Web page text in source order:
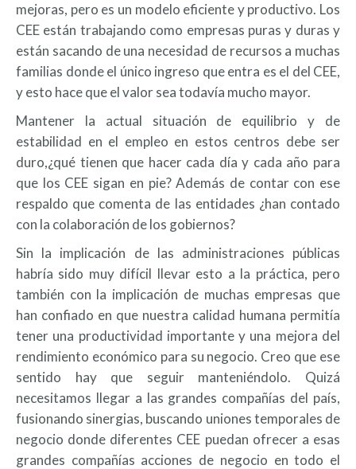
mejoras, pero es un modelo eficiente y productivo. Los
CEE están trabajando como empresas puras y duras y
están sacando de una necesidad de recursos a muchas
familias donde el único ingreso que entra es el del CEE,
y esto hace que el valor sea todavía mucho mayor.
Mantener la actual situación de equilibrio y de
estabilidad en el empleo en estos centros debe ser
duro,¿qué tienen que hacer cada día y cada año para
que los CEE sigan en pie? Además de contar con ese
respaldo que comenta de las entidades ¿han contado
con la colaboración de los gobiernos?
Sin la implicación de las administraciones públicas
habría sido muy difícil llevar esto a la práctica, pero
también con la implicación de muchas empresas que
han confiado en que nuestra calidad humana permitía
tener una productividad importante y una mejora del
rendimiento económico para su negocio. Creo que ese
sentido hay que seguir manteniéndolo. Quizá
necesitamos llegar a las grandes compañías del país,
fusionando sinergias, buscando uniones temporales de
negocio donde diferentes CEE puedan ofrecer a esas
grandes compañías acciones de negocio en todo el